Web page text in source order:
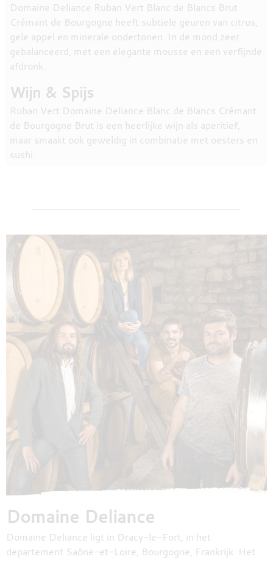
Domaine Deliance Ruban Vert Blanc de Blancs Brut
Crémant de Bourgogne heeft subtiele geuren van citrus,
gele appel en minerale ondertonen. In de mond zeer
gebalanceerd, met een elegante mousse en een verfijnde
afdronk.
Wijn & Spijs
Ruban Vert Domaine Deliance Blanc de Blancs Crémant
de Bourgogne Brut is een heerlijke wijn als aperitief,
maar smaakt ook geweldig in combinatie met oesters en
sushi.
Domaine Deliance
Domaine Deliance ligt in Dracy-le-Fort, in het
departement Saône-et-Loire, Bourgogne, Frankrijk. Het